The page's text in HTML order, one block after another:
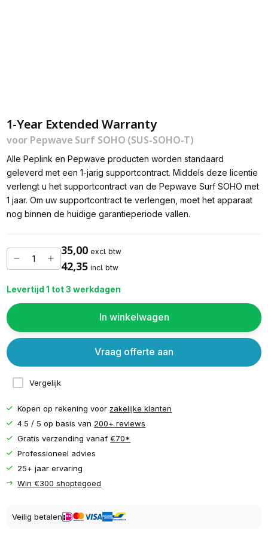
1-Year Extended Warranty
voor Pepwave Surf SOHO (SUS-SOHO-T)
Alle Peplink en Pepwave producten worden standaard
geleverd met een 1-jarig supportcontract. Middels deze licentie
verlengt u het supportcontract van de Pepwave Surf SOHO met
1 jaar. Om uw supportcontract te verlengen, moet het apparaat
nog binnen de huidige garantieperiode vallen.
35,00 excl. btw
42,35 incl. btw
Levertijd 1 tot 3 werkdagen
In winkelwagen
Vergelijk
Vraag offerte aan
Kopen op rekening voor zakelijke klanten
4.5 / 5 op basis van 200+ reviews
Gratis verzending vanaf€70*
Professioneel advies
25+ jaar ervaring
Win €300 shoptegoed
Veilig betalen